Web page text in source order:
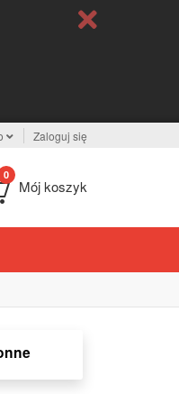
Zaloguj się
0
Mój koszyk